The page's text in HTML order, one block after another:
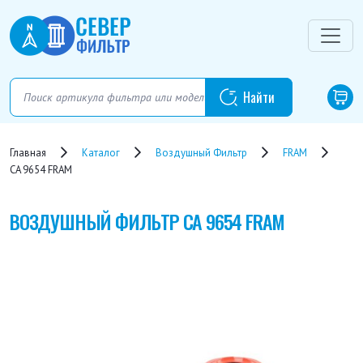
Главная Каталог Воздушный Фильтр
FRAM
CA 9654 FRAM
ВОЗДУШНЫЙ ФИЛЬТРCA 9654 FRAM